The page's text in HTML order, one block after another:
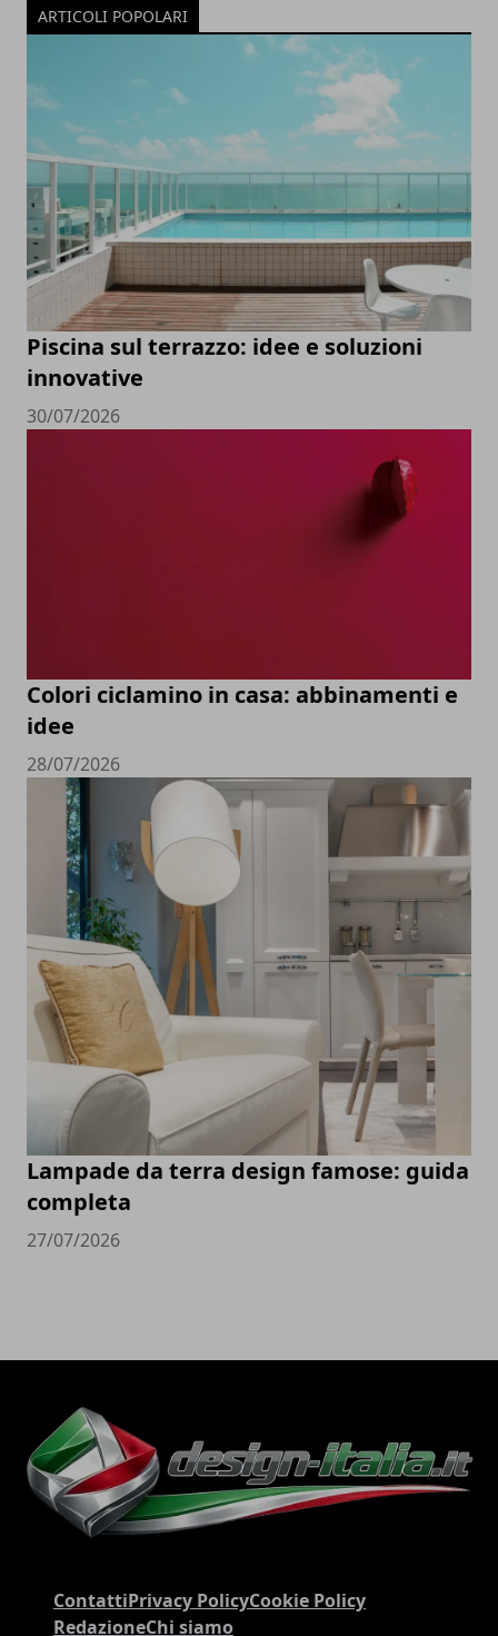
ARTICOLI POPOLARI
Piscina sul terrazzo: idee e soluzioni
innovative
30/07/2026
Colori ciclamino in casa: abbinamenti e
idee
28/07/2026
Lampade da terra design famose: guida
completa
27/07/2026
ContattiPrivacy PolicyCookie Policy
RedazioneChi siamo